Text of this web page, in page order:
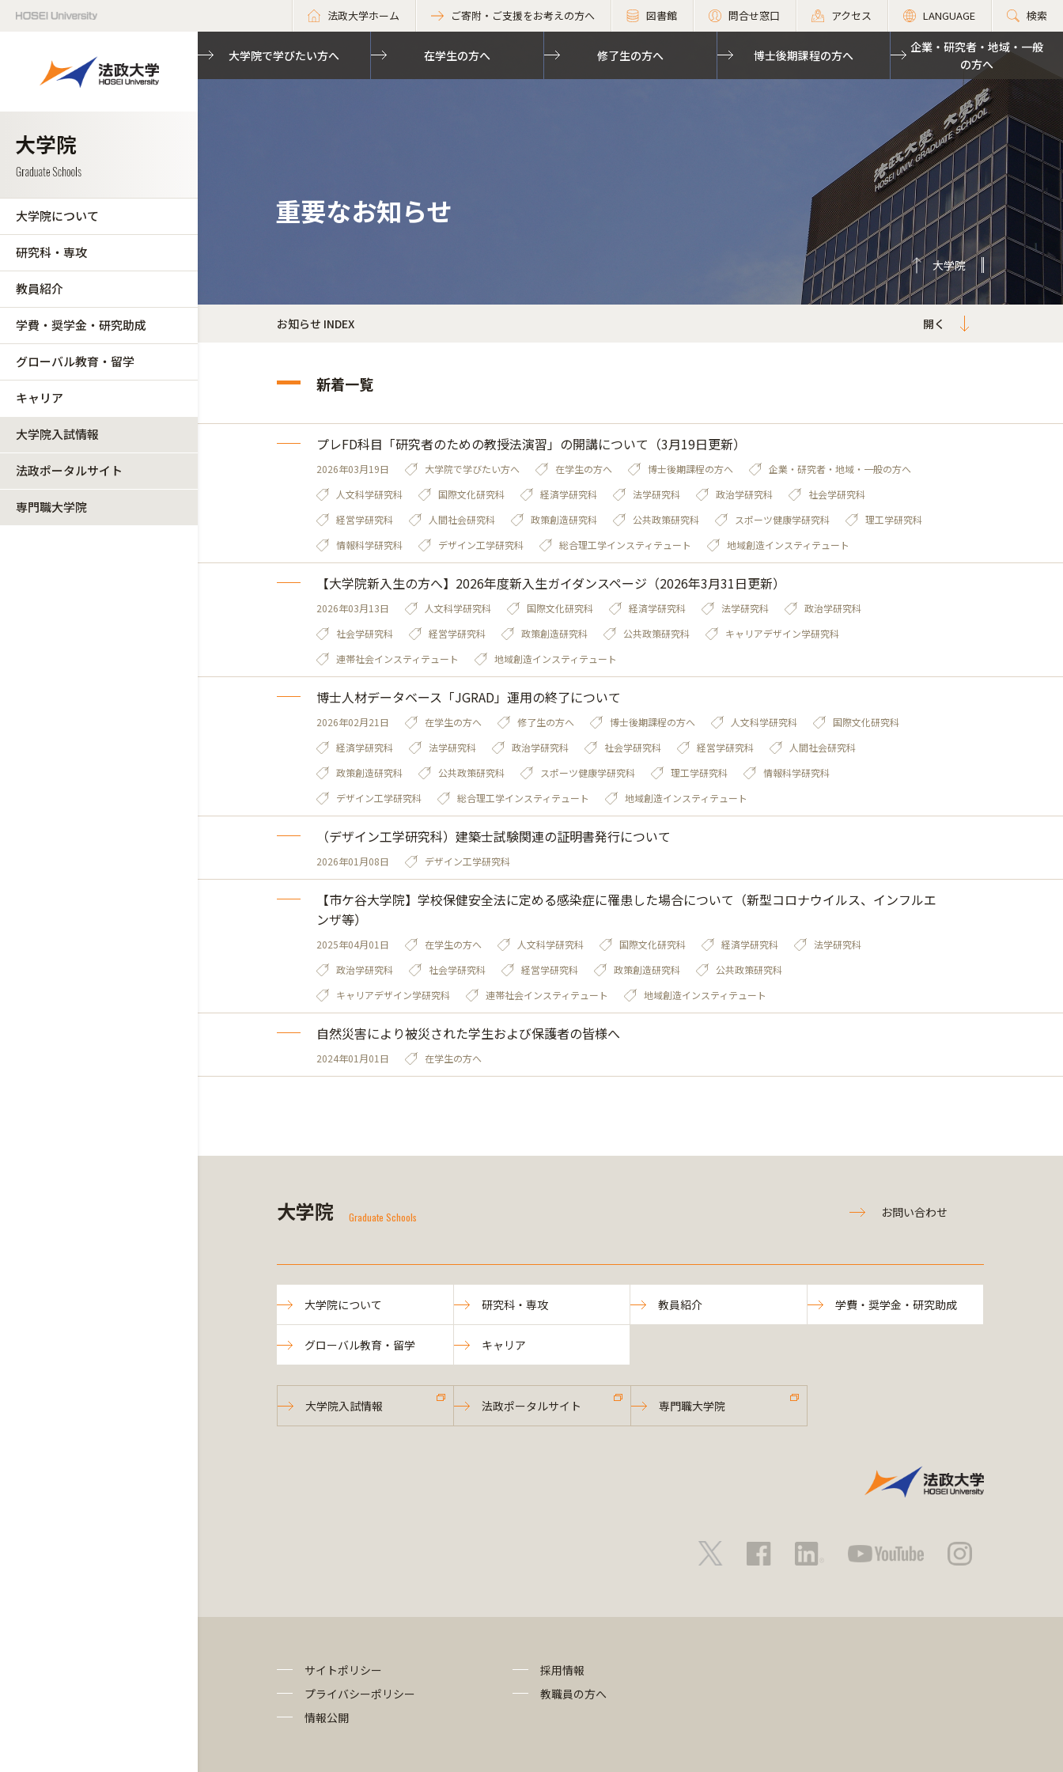
法政大学ホーム ご寄附・ご支援をお考えの方へ 図書館 問合せ窓口 アクセス LANGUAGE 検索
大学院について
研究科・専攻
教員紹介
学費・奨学金・研究助成
グローバル教育・留学
キャリア
大学院入試情報
法政ポータルサイト
専門職大学院
大学院で学びたい方へ 在学生の方へ 修了生の方へ 博士後期課程の方へ
企業・研究者・地域・一般
の方へ
重要なお知らせ
大学院
お知らせ INDEX
新着一覧
プレFD科目「研究者のための教授法演習」の開講について（3月19日更新）
2026年03月19日 大学院で学びたい方へ 在学生の方へ 博士後期課程の方へ
企業・研究者・地域・一般の方へ
人文科学研究科
国際文化研究科 経済学研究科 法学研究科 政治学研究科
社会学研究科
経営学研究科
人間社会研究科 政策創造研究科 公共政策研究科 スポーツ健康学研究科
理工学研究科
情報科学研究科
デザイン工学研究科 総合理工学インスティテュート 地域創造インスティテュート
【大学院新入生の方へ】2026年度新入生ガイダンスページ（2026年3月31日更新）
2026年03月13日 人文科学研究科 国際文化研究科 経済学研究科 法学研究科
政治学研究科
社会学研究科
経営学研究科 政策創造研究科 公共政策研究科
キャリアデザイン学研究科
連帯社会インスティテュート
地域創造インスティテュート
博士人材データベース「JGRAD」運用の終了について
2026年02月21日 在学生の方へ 修了生の方へ 博士後期課程の方へ 人文科学研究科
国際文化研究科
経済学研究科
法学研究科 政治学研究科 社会学研究科 経営学研究科
人間社会研究科
政策創造研究科
公共政策研究科 スポーツ健康学研究科 理工学研究科
情報科学研究科
デザイン工学研究科
総合理工学インスティテュート 地域創造インスティテュート
（デザイン工学研究科）建築士試験関連の証明書発行について
2026年01月08日 デザイン工学研究科
【市ケ谷大学院】学校保健安全法に定める感染症に罹患した場合について（新型コロナウイルス、インフルエ
ンザ等）
2025年04月01日 在学生の方へ 人文科学研究科 国際文化研究科 経済学研究科
法学研究科
政治学研究科
社会学研究科 経営学研究科 政策創造研究科
公共政策研究科
キャリアデザイン学研究科
連帯社会インスティテュート 地域創造インスティテュート
自然災害により被災された学生および保護者の皆様へ
2024年01月01日 在学生の方へ
大学院 Graduate Schools お問い合わせ
大学院について 研究科・専攻 教員紹介 学費・奨学金・研究助成
グローバル教育・留学 キャリア
大学院入試情報 法政ポータルサイト 専門職大学院
サイトポリシー
プライバシーポリシー
情報公開
採用情報
教職員の方へ